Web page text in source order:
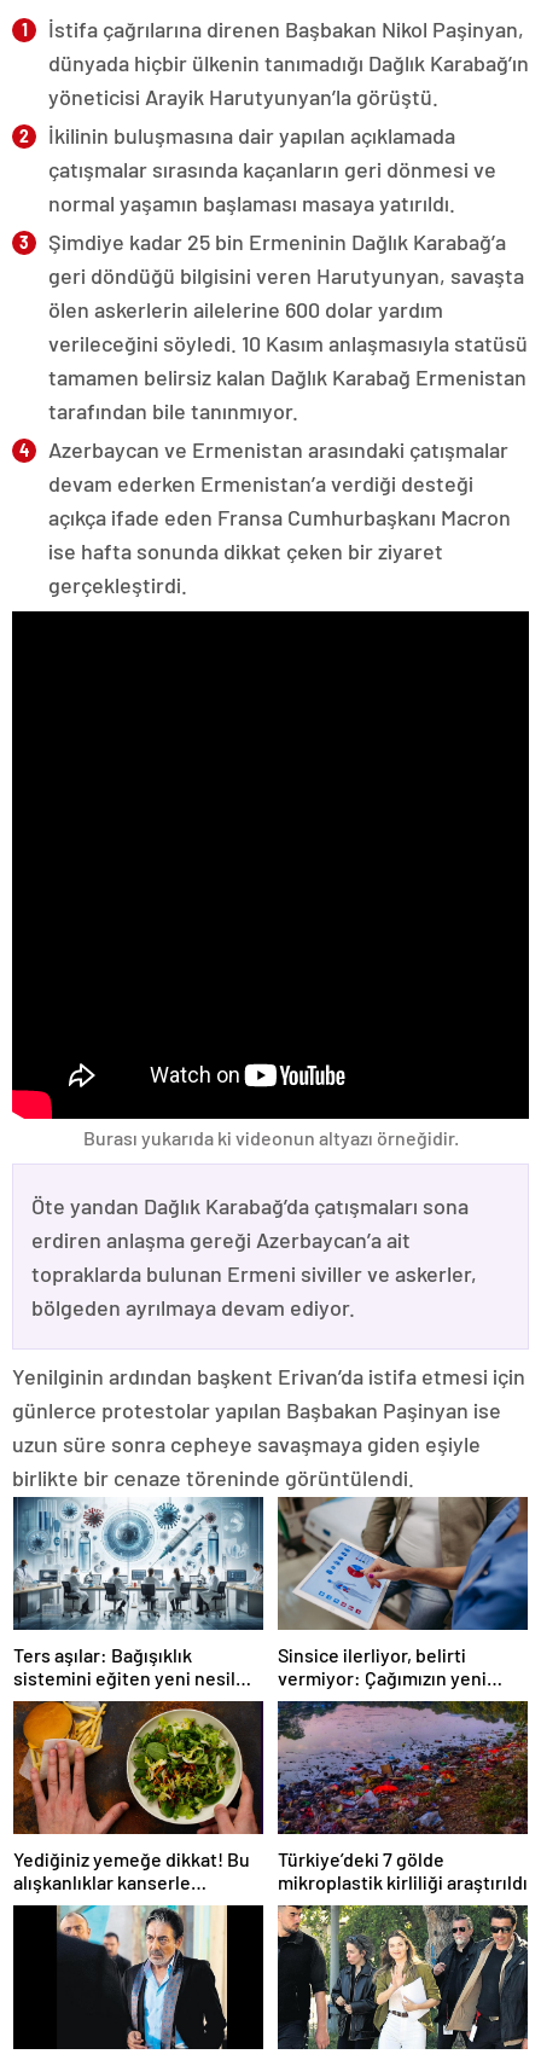
İstifa çağrılarına direnen Başbakan Nikol Paşinyan,
dünyada hiçbir ülkenin tanımadığı Dağlık Karabağ’ın
yöneticisi Arayik Harutyunyan’la görüştü.
İkilinin buluşmasına dair yapılan açıklamada
çatışmalar sırasında kaçanların geri dönmesi ve
normal yaşamın başlaması masaya yatırıldı.
Şimdiye kadar 25 bin Ermeninin Dağlık Karabağ’a
geri döndüğü bilgisini veren Harutyunyan, savaşta
ölen askerlerin ailelerine 600 dolar yardım
verileceğini söyledi. 10 Kasım anlaşmasıyla statüsü
tamamen belirsiz kalan Dağlık Karabağ Ermenistan
tarafından bile tanınmıyor.
Azerbaycan ve Ermenistan arasındaki çatışmalar
devam ederken Ermenistan’a verdiği desteği
açıkça ifade eden Fransa Cumhurbaşkanı Macron
ise hafta sonunda dikkat çeken bir ziyaret
gerçekleştirdi.
Burası yukarıda ki videonun altyazı örneğidir.
Öte yandan Dağlık Karabağ’da çatışmaları sona
erdiren anlaşma gereği Azerbaycan’a ait
topraklarda bulunan Ermeni siviller ve askerler,
bölgeden ayrılmaya devam ediyor.
Yenilginin ardından başkent Erivan’da istifa etmesi için
günlerce protestolar yapılan Başbakan Paşinyan ise
uzun süre sonra cepheye savaşmaya giden eşiyle
birlikte bir cenaze töreninde görüntülendi.
Ters aşılar: Bağışıklık
sistemini eğiten yeni nesil
tedavi
Sinsice ilerliyor, belirti
vermiyor: Çağımızın yeni
hastalığı!
Yediğiniz yemeğe dikkat! Bu
alışkanlıklar kanserle
bağlantılı
Türkiye’deki 7 gölde
mikroplastik kirliliği araştırıldı